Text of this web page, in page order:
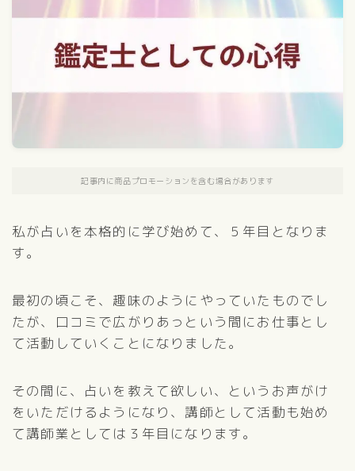
記事内に商品プロモーションを含む場合があります
私が占いを本格的に学び始めて、５年目となりま
す。
最初の頃こそ、趣味のようにやっていたものでし
たが、口コミで広がりあっという間にお仕事とし
て活動していくことになりました。
その間に、占いを教えて欲しい、というお声がけ
をいただけるようになり、講師として活動も始め
て講師業としては３年目になります。